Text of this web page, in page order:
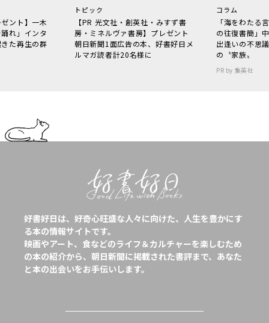
ント】一木
れ」インタ
た再生の群
トピック
【PR 光文社・創英社・みすず書
房・ミネルヴァ書房】プレゼント
朝日新聞1面広告の本、好書好日メ
ルマガ読者計20名様に
コラム
「海をわた
の往復書簡」
出逢いの不思
の〝家族〟
PR by 集英社
好書好日は、好奇心旺盛な人々に向けた、人生を豊かにす
る本の情報サイトです。
映画やアート、食などのライフ＆カルチャーを楽しむため
の本の紹介から、朝日新聞に掲載された書評まで、あなた
と本の出会いをお手伝いします。